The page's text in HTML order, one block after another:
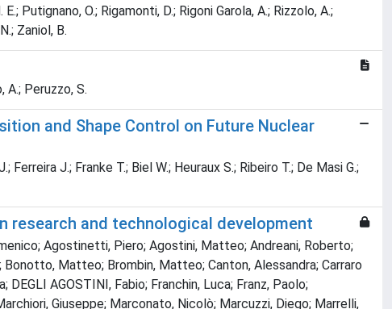
Putignano, O.; Rigamonti, D.; Rigoni Garola, A.; Rizzolo, A.;
Zaniol, B.
A.; Peruzzo, S.
and Shape Control on Future Nuclear
Ferreira J.; Franke T.; Biel W.; Heuraux S.; Ribeiro T.; De Masi G.;
research and technological development
Agostinetti, Piero; Agostini, Matteo; Andreani, Roberto;
Bonotto, Matteo; Brombin, Matteo; Canton, Alessandra; Carraro
DEGLI AGOSTINI, Fabio; Franchin, Luca; Franz, Paolo;
Giuseppe; Marconato, Nicolò; Marcuzzi, Diego; Marrelli,